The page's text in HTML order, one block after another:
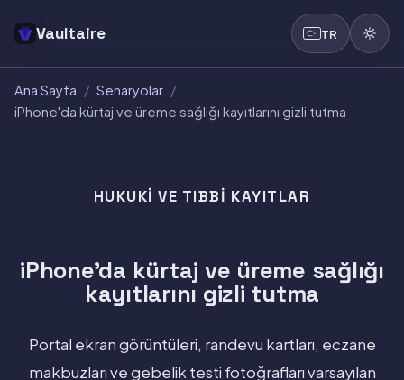
Vaultaire TR
Ana Sayfa / Senaryolar /
iPhone'da kürtaj ve üreme sağlığı kayıtlarını gizli tutma
HUKUKI VE TIBBI KAYITLAR
iPhone'da kürtaj ve üreme sağlığı
kayıtlarını gizli tutma
Portal ekran görüntüleri, randevu kartları, eczane
makbuzları ve gebelik testi fotoğrafları varsayılan